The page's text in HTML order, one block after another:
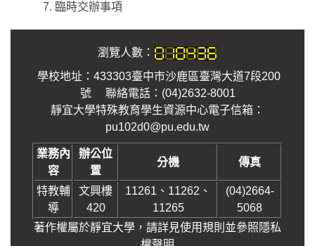
臨時交辦事項
瀏覽人數：
學校地址：433303臺中市沙鹿區臺灣大道7段200
號 聯絡電話：(04)2632-8001
靜宜大學特殊教育學生資源中心電子信箱：
pu102d0@pu.edu.tw
業務內
容
辦公位
置
分機 傳真
特教輔
導
文興樓
420
11261、11262、
11265
(04)2664-
5068
著作權屬於靜宜大學，請詳見使用規則並參照 隱私